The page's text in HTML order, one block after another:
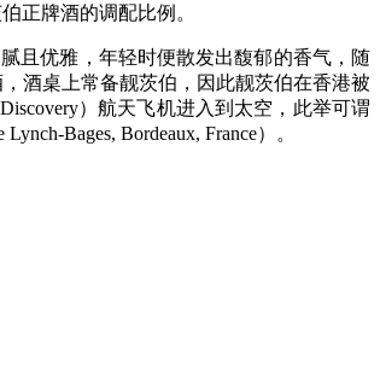
正牌酒的调配比例。
且优雅，年轻时便散发出馥郁的香气，随
酒桌上常备靓茨伯，因此靓茨伯在香港被
）航天飞机进入到太空，此举可谓
Bages, Bordeaux, France）。